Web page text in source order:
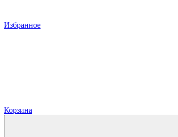
Избранное
Корзина